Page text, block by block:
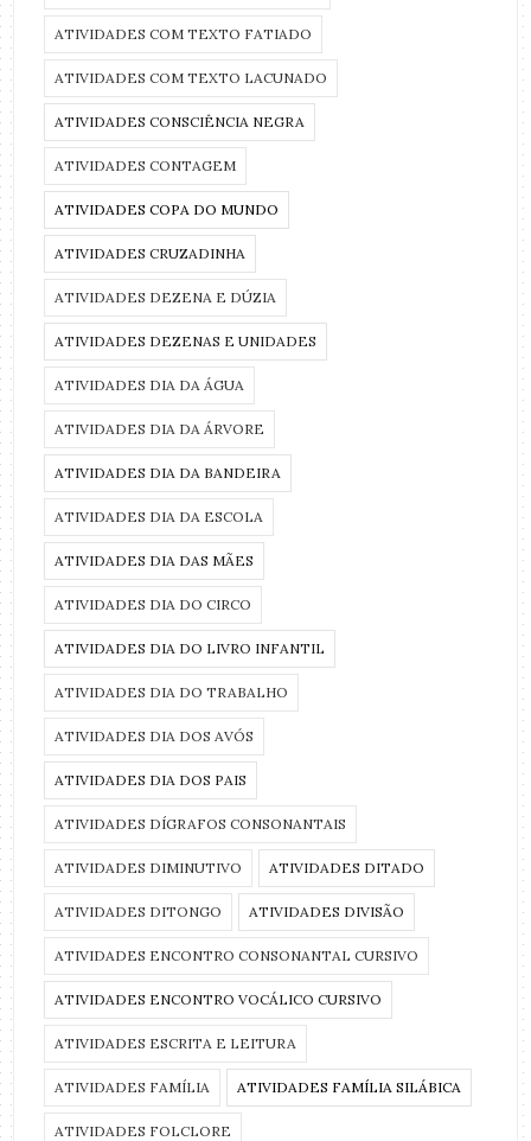
ATIVIDADES COM TEXTO FATIADO
ATIVIDADES COM TEXTO LACUNADO
ATIVIDADES CONSCIÊNCIA NEGRA
ATIVIDADES CONTAGEM
ATIVIDADES COPA DO MUNDO
ATIVIDADES CRUZADINHA
ATIVIDADES DEZENA E DÚZIA
ATIVIDADES DEZENAS E UNIDADES
ATIVIDADES DIA DA ÁGUA
ATIVIDADES DIA DA ÁRVORE
ATIVIDADES DIA DA BANDEIRA
ATIVIDADES DIA DA ESCOLA
ATIVIDADES DIA DAS MÃES
ATIVIDADES DIA DO CIRCO
ATIVIDADES DIA DO LIVRO INFANTIL
ATIVIDADES DIA DO TRABALHO
ATIVIDADES DIA DOS AVÓS
ATIVIDADES DIA DOS PAIS
ATIVIDADES DÍGRAFOS CONSONANTAIS
ATIVIDADES DIMINUTIVO ATIVIDADES DITADO
ATIVIDADES DITONGO ATIVIDADES DIVISÃO
ATIVIDADES ENCONTRO CONSONANTAL CURSIVO
ATIVIDADES ENCONTRO VOCÁLICO CURSIVO
ATIVIDADES ESCRITA E LEITURA
ATIVIDADES FAMÍLIA ATIVIDADES FAMÍLIA SILÁBICA
ATIVIDADES FOLCLORE